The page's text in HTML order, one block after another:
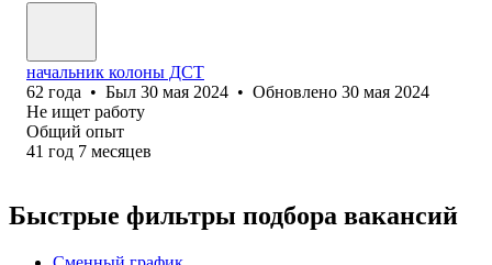
начальник колоны ДСТ
62 года • Был 30 мая 2024 • Обновлено 30 мая 2024
Не ищет работу
Общий опыт
41 год 7 месяцев
Быстрые фильтры подбора вакансий